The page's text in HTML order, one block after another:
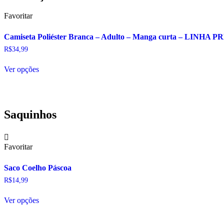
Favoritar
Camiseta Poliéster Branca – Adulto – Manga curta – LINHA
R$34,99
Ver opçõesproduto
opções
do
Saquinhos
Favoritar
Saco Coelho Páscoa
R$14,99
Ver opçõesproduto